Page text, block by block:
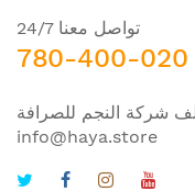
تواصل معنا 24/7
780-400-020
شركة النجم للصرافة
info@haya.store